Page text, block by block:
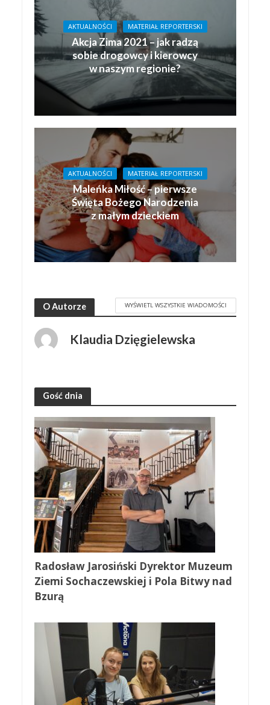
AKTUALNOŚCI MATERIAŁ REPORTERSKI
Akcja Zima 2021 – jak radzą
sobie drogowcy i kierowcy
w naszym regionie?
AKTUALNOŚCI MATERIAŁ REPORTERSKI
Maleńka Miłość – pierwsze
Święta Bożego Narodzenia
z małym dzieckiem
O Autorze WYŚWIETL WSZYSTKIE WIADOMOŚCI
Klaudia Dzięgielewska
Gość dnia
Radosław Jarosiński Dyrektor Muzeum
Ziemi Sochaczewskiej i Pola Bitwy nad
Bzurą